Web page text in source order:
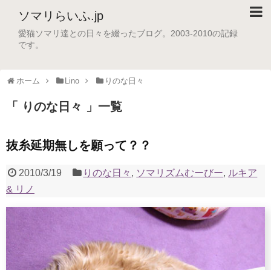
ソマリらいふ.jp
愛猫ソマリ達との日々を綴ったブログ。2003-2010の記録
です。
ホーム Lino りのな日々
「 りのな日々 」一覧
抜糸延期無しを願って？？
2010/3/19 りのな日々 , ソマリズムむーびー, ルキア
& リノ